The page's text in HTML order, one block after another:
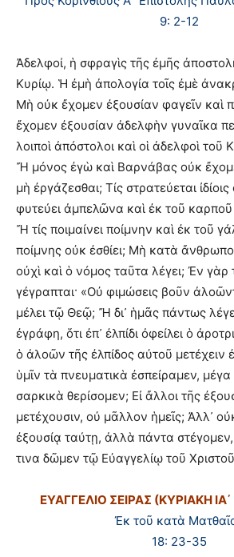
9: 2-12
Ἀδελφοί, ἡ σφραγὶς τῆς ἐμῆς
Κυρίῳ. Ἡ ἐμὴ ἀπολογία τοῖς ἐμὲ
Μὴ οὐκ ἔχομεν ἐξουσίαν φαγεῖν καὶ
ἔχομεν ἐξουσίαν ἀδελφὴν γυναῖκα
λοιποὶ ἀπόστολοι καὶ οἱ ἀδελφοὶ τοῦ
Ἤ μόνος ἐγὼ καὶ Βαρνάβας οὐκ
μὴ ἐργάζεσθαι; Τίς στρατεύεται
φυτεύει ἀμπελῶνα καὶ ἐκ τοῦ καρποῦ
Ἤ τίς ποιμαίνει ποίμνην καὶ ἐκ τοῦ
ποίμνης οὐκ ἐσθίει; Μὴ κατὰ
οὐχὶ καὶ ὁ νόμος ταῦτα λέγει; Ἐν
γέγραπται· «Οὐ φιμώσεις βοῦν
μέλει τῷ Θεῷ; Ἤ δι᾿ ἡμᾶς πάντως
ἐγράφη, ὅτι ἐπ᾿ ἐλπίδι ὀφείλει ὁ
ὁ ἀλοῶν τῆς ἐλπίδος αὐτοῦ μετέχειν
ὑμῖν τὰ πνευματικὰ ἐσπείραμεν,
σαρκικὰ θερίσομεν; Εἰ ἄλλοι τῆς
μετέχουσιν, οὐ μᾶλλον ἡμεῖς; Ἀλλ᾿
ἐξουσίᾳ ταύτῃ, ἀλλὰ πάντα
τινα δῶμεν τῷ Εὐαγγελίῳ τοῦ
ΕΥΑΓΓΕΛΙΟ ΣΕΙΡΑΣ (ΚΥΡΙΑΚΗ
Ἐκ τοῦ κατὰ
18: 23-35